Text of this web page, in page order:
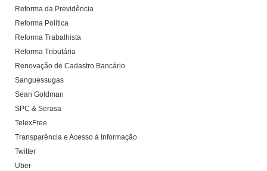
Reforma da Previdência
Reforma Política
Reforma Trabalhista
Reforma Tributária
Renovação de Cadastro Bancário
Sanguessugas
Sean Goldman
SPC & Serasa
TelexFree
Transparência e Acesso à Informação
Twitter
Uber